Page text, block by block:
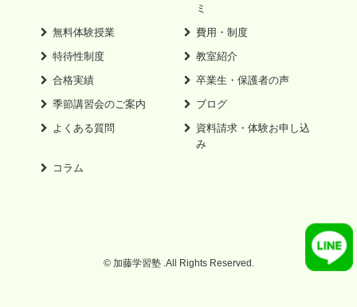
ミ
無料体験授業
費用・制度
特待性制度
教室紹介
合格実績
卒業生・保護者の声
季節講習会のご案内
ブログ
よくある質問
資料請求・体験お申し込
み
コラム
© 加藤学習塾 .All Rights Reserved.